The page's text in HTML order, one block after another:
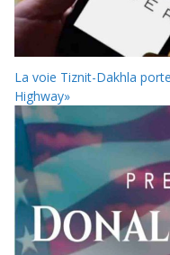
La voie Tiznit-Dakhla
Highway»